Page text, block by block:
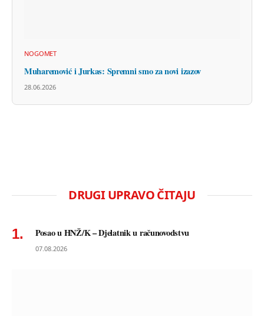
NOGOMET
Muharemović i Jurkas: Spremni smo za novi izazov
28.06.2026
DRUGI UPRAVO ČITAJU
Posao u HNŽ/K – Djelatnik u računovodstvu
07.08.2026